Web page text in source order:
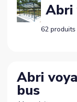
Abri
62 produits
Abri
bus